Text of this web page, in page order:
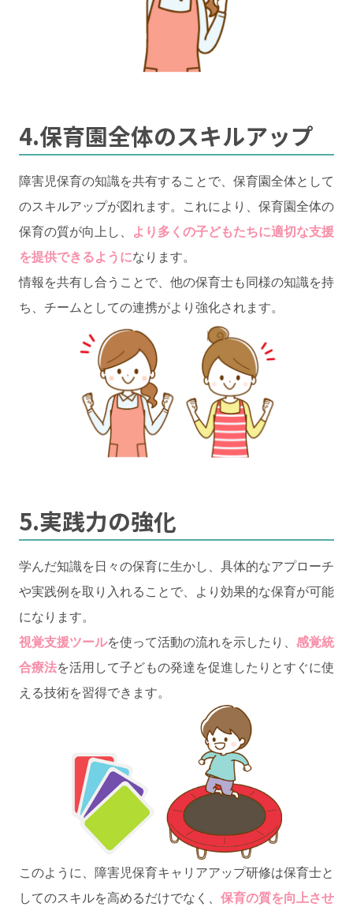
4.保育園全体のスキルアップ
障害児保育の知識を共有することで、保育園全体として
のスキルアップが図れます。これにより、保育園全体の
保育の質が向上し、 より多くの子どもたちに適切な支援
を提供できるようになります。
情報を共有し合うことで、他の保育士も同様の知識を持
ち、チームとしての連携がより強化されます。
5.実践力の強化
学んだ知識を日々の保育に生かし、具体的なアプローチ
や実践例を取り入れることで、より効果的な保育が可能
になります。
視覚支援ツールを使って活動の流れを示したり、 感覚統
合療法を活用して子どもの発達を促進したりとすぐに使
える技術を習得できます。
このように、障害児保育キャリアアップ研修は保育士と
してのスキルを高めるだけでなく、 保育の質を向上させ